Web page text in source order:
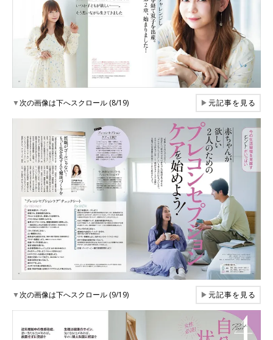
▼次の画像は下へスクロール (8/19) ▶元記事を見る
▼次の画像は下へスクロール (9/19) ▶元記事を見る